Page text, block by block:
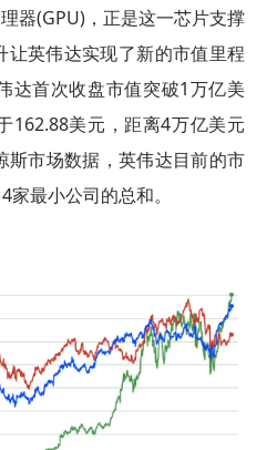
器(GPU)，正是这一芯片支撑
让英伟达实现了新的市值里程
达首次收盘市值突破1万亿美
162.88美元，距离4万亿美元
斯市场数据，英伟达目前的市
最小公司的总和。